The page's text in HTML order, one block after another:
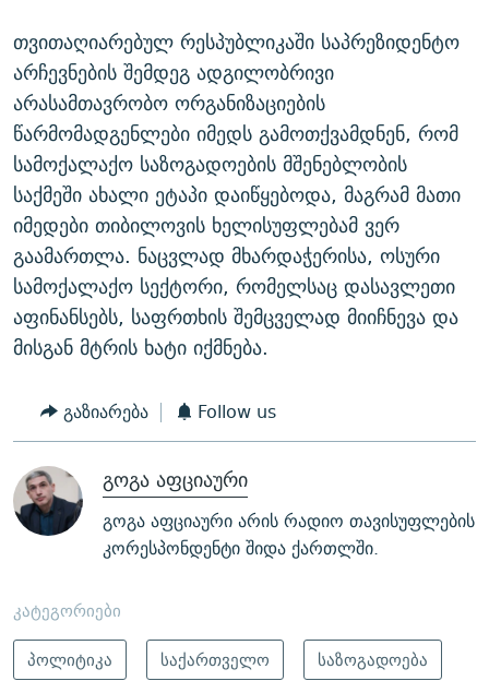
თვითაღიარებულ რესპუბლიკაში საპრეზიდენტო
არჩევნების შემდეგ ადგილობრივი
არასამთავრობო ორგანიზაციების
წარმომადგენლები იმედს გამოთქვამდნენ, რომ
სამოქალაქო საზოგადოების მშენებლობის
საქმეში ახალი ეტაპი დაიწყებოდა, მაგრამ მათი
იმედები თიბილოვის ხელისუფლებამ ვერ
გაამართლა. ნაცვლად მხარდაჭერისა, ოსური
სამოქალაქო სექტორი, რომელსაც დასავლეთი
აფინანსებს, საფრთხის შემცველად მიიჩნევა და
მისგან მტრის ხატი იქმნება.
გაზიარება Follow us
გოგა აფციაური
გოგა აფციაური არის რადიო თავისუფლების
კორესპონდენტი შიდა ქართლში.
კატეგორიები
პოლიტიკა
საქართველო
საზოგადოება